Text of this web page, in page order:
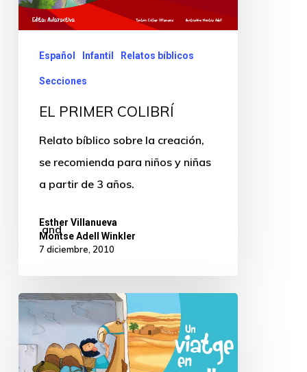
Español Infantil Relatos bíblicos
Secciones
EL PRIMER COLIBRÍ
Relato bíblico sobre la creación,
se recomienda para niños y niñas
a partir de 3 años.
Esther Villanueva
and
Montse Adell Winkler
7 diciembre, 2010